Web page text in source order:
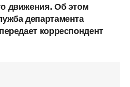
движения. Об этом
департамента
корреспондент